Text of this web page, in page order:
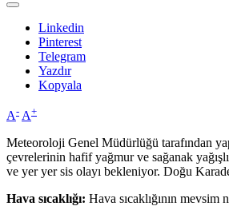
Linkedin
Pinterest
Telegram
Yazdır
Kopyala
A- A+
Meteoroloji Genel Müdürlüğü tarafından
çevrelerinin hafif yağmur ve sağanak
ve yer yer sis olayı bekleniyor. Doğu
Hava sıcaklığı: Hava sıcaklığının